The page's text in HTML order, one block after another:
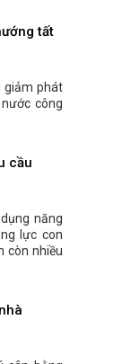
tất
giảm phát
công
cầu
năng
lực con
còn nhiều